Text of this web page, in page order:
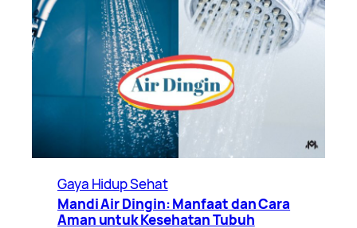
Gaya Hidup Sehat
Mandi Air Dingin: Manfaat dan Cara
Aman untuk Kesehatan Tubuh